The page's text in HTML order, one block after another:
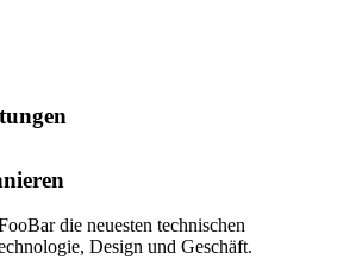
die neuesten technischen
Design und Geschäft.